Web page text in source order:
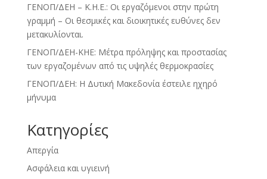
ΓΕΝΟΠ/ΔΕΗ – Κ.Η.Ε.: Οι εργαζόμενοι στην πρώτη
γραμμή – Οι θεσμικές και διοικητικές ευθύνες δεν
μετακυλίονται.
ΓΕΝΟΠ/ΔΕΗ-ΚΗΕ: Μέτρα πρόληψης και προστασίας
των εργαζομένων από τις υψηλές θερμοκρασίες
ΓΕΝΟΠ/ΔΕΗ: Η Δυτική Μακεδονία έστειλε ηχηρό
μήνυμα
Kατηγορίες
Απεργία
Ασφάλεια και υγιεινή